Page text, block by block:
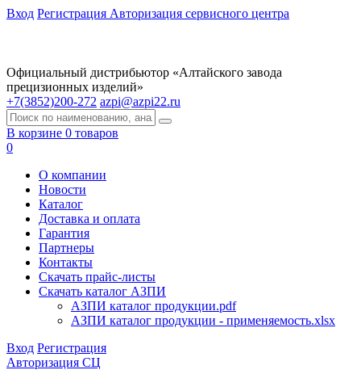
Вход Регистрация Авторизация сервисного центра
Официальный дистрибьютор «Алтайского завода
прецизионных изделий»
+7(3852)200-272 azpi@azpi22.ru
В корзине 0 товаров
0
О компании
Новости
Каталог
Доставка и оплата
Гарантия
Партнеры
Контакты
Скачать прайс-листы
Скачать каталог АЗПИ
АЗПИ каталог продукции.pdf
АЗПИ каталог продукции - применяемость.xlsx
Вход Регистрация
Авторизация СЦ